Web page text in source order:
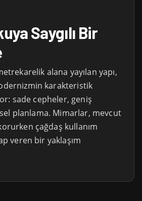
Saygılı Bir
alana yayılan yapı,
karakteristik
sade cepheler, geniş
planlama. Mimarlar, mevcut
çağdaş kullanım
veren bir yaklaşım